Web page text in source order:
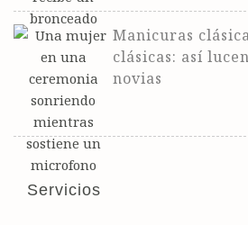
Manicuras
clásicas: así
novias
Servicios